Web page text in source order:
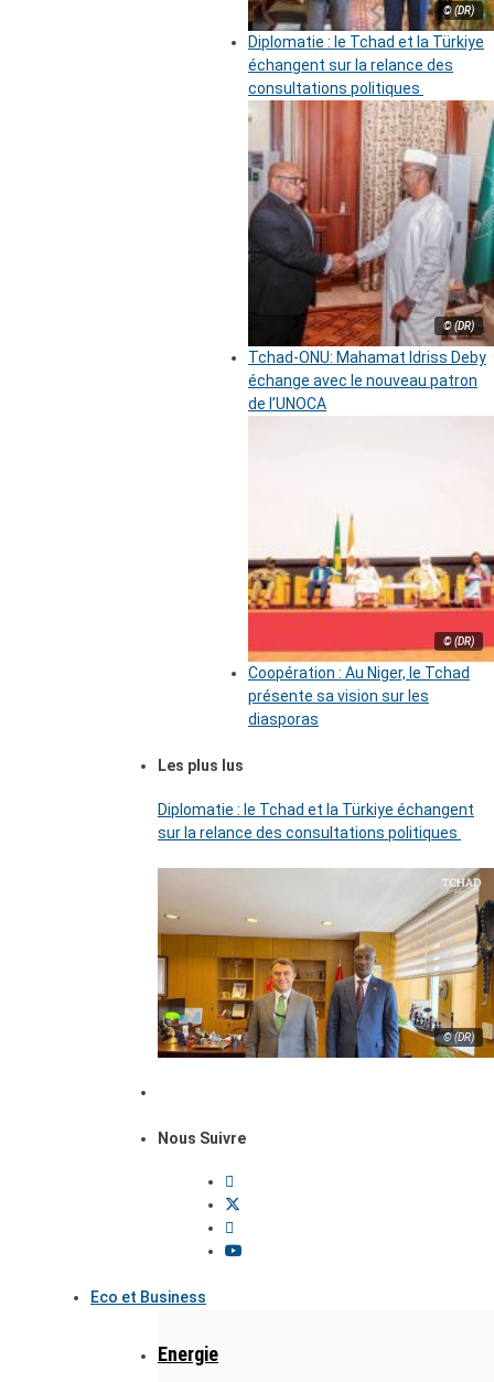
© (DR)
Diplomatie : le Tchad et la Türkiye
échangent sur la relance des
consultations politiques
© (DR)
Tchad-ONU: Mahamat Idriss Deby
échange avec le nouveau patron
de l’UNOCA
© (DR)
Coopération : Au Niger, le Tchad
présente sa vision sur les
diasporas
Les plus lus
Diplomatie : le Tchad et la Türkiye échangent
sur la relance des consultations politiques
© (DR)
Nous Suivre
Eco et Business
Energie